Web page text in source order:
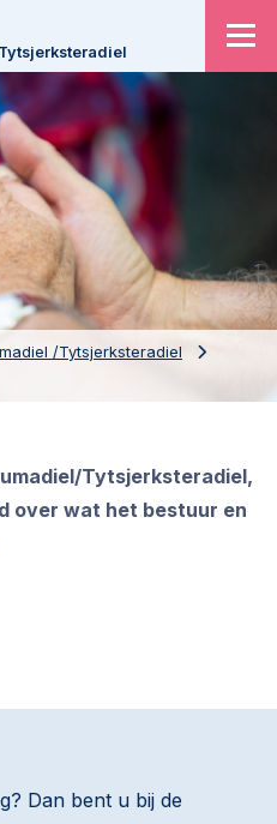
/Tytsjerksteradiel
Tytsjerksteradiel,
over wat het bestuur en
Dan bent u bij de